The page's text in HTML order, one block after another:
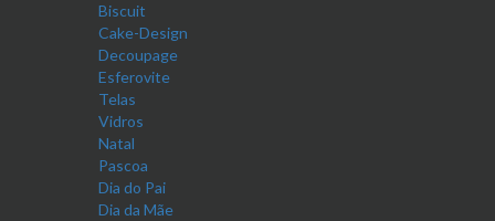
Biscuit
Cake-Design
Decoupage
Esferovite
Telas
Vidros
Natal
Pascoa
Dia do Pai
Dia da Mãe